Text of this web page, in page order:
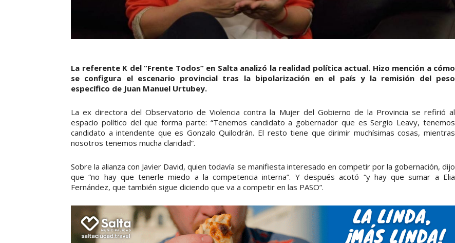
La referente K del “Frente Todos” en Salta analizó la realidad política actual. Hizo mención a cómo
se configura el escenario provincial tras la bipolarización en el país y la remisión del peso
específico de Juan Manuel Urtubey.
La ex directora del Observatorio de Violencia contra la Mujer del Gobierno de la Provincia se refirió al
espacio político del que forma parte: “Tenemos candidato a gobernador que es Sergio Leavy, tenemos
candidato a intendente que es Gonzalo Quilodrán. El resto tiene que dirimir muchísimas cosas, mientras
nosotros tenemos mucha claridad”.
Sobre la alianza con Javier David, quien todavía se manifiesta interesado en competir por la gobernación, dijo
que “no hay que tenerle miedo a la competencia interna”. Y después acotó “y hay que sumar a Elia
Fernández, que también sigue diciendo que va a competir en las PASO”.